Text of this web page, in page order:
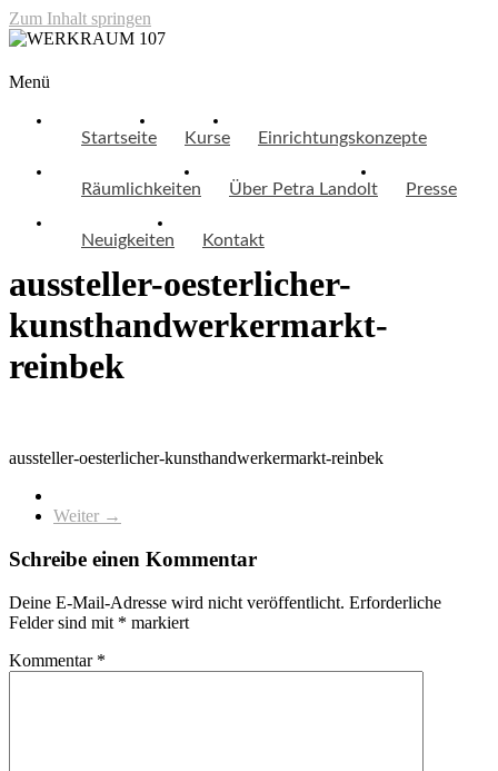
Zum Inhalt springen
WERKRAUM 107
Menü
Startseite Kurse Einrichtungskonzepte
Räumlichkeiten Über Petra Landolt Presse
Neuigkeiten Kontakt
aussteller-oesterlicher-
kunsthandwerkermarkt-
reinbek
aussteller-oesterlicher-kunsthandwerkermarkt-reinbek
Weiter →
Schreibe einen Kommentar
Deine E-Mail-Adresse wird nicht veröffentlicht. Erforderliche
Felder sind mit * markiert
Kommentar *